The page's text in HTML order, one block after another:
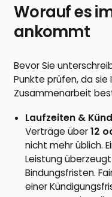
Worauf es
ankommt
Bevor Sie
Punkte prüfen, da sie
Zusammenarbeit
Laufzeiten &
Verträge über12
nicht mehr üblich.
Leistung
Bindungsfristen.
einer